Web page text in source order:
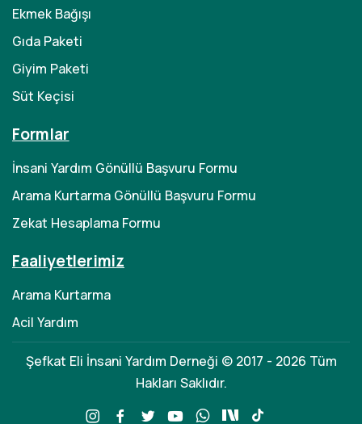
Ekmek Bağışı
Gıda Paketi
Giyim Paketi
Süt Keçisi
Formlar
İnsani Yardım Gönüllü Başvuru Formu
Arama Kurtarma Gönüllü Başvuru Formu
Zekat Hesaplama Formu
Faaliyetlerimiz
Arama Kurtarma
Acil Yardım
Şefkat Eli İnsani Yardım Derneği © 2017 - 2026 Tüm
Hakları Saklıdır.